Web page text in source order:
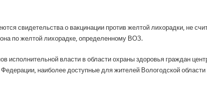
свидетельства о вакцинации против желтой лихорадки, не
по желтой лихорадке, определенному ВОЗ.
исполнительной власти в области охраны здоровья граждан
наиболее доступные для жителей Вологодской